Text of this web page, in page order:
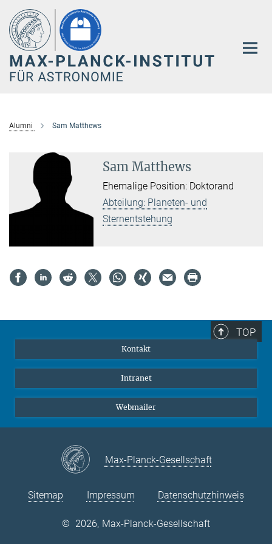
Hauptinhalt
Alumni Sam Matthews
Sam Matthews
Ehemalige Position: Doktorand
Abteilung: Planeten- und
Sternentstehung
TOP
Kontakt
Intranet
Webmailer
Max-Planck-Gesellschaft
Sitemap Impressum Datenschutzhinweis
© 2026, Max-Planck-Gesellschaft